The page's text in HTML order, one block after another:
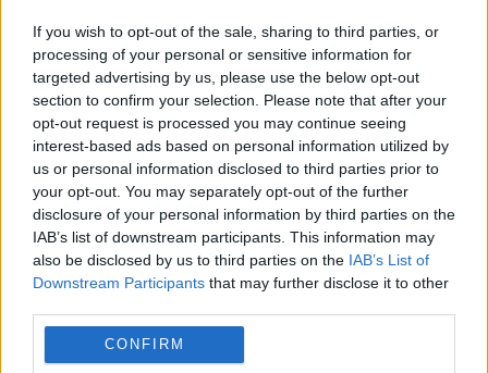
If you wish to opt-out of the sale, sharing to third parties, or
processing of your personal or sensitive information for
targeted advertising by us, please use the below opt-out
section to confirm your selection. Please note that after your
opt-out request is processed you may continue seeing
interest-based ads based on personal information utilized by
us or personal information disclosed to third parties prior to
your opt-out. You may separately opt-out of the further
disclosure of your personal information by third parties on the
IAB’s list of downstream participants. This information may
also be disclosed by us to third parties on the IAB’s List of
Downstream Participants that may further disclose it to other
CONFIRM
conducere fără permis. Are deja o
condamnare definitivă